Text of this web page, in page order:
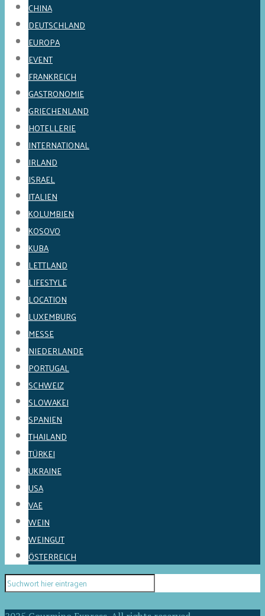
CHINA
DEUTSCHLAND
EUROPA
EVENT
FRANKREICH
GASTRONOMIE
GRIECHENLAND
HOTELLERIE
INTERNATIONAL
IRLAND
ISRAEL
ITALIEN
KOLUMBIEN
KOSOVO
KUBA
LETTLAND
LIFESTYLE
LOCATION
LUXEMBURG
MESSE
NIEDERLANDE
PORTUGAL
SCHWEIZ
SLOWAKEI
SPANIEN
THAILAND
TÜRKEI
UKRAINE
USA
VAE
WEIN
WEINGUT
ÖSTERREICH